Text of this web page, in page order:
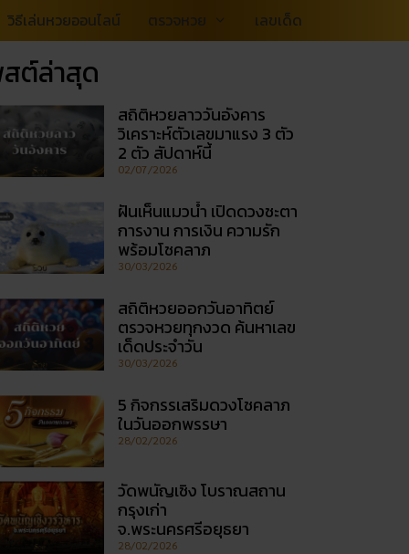
วิธีเล่นหวยออนไลน์ ตรวจหวย เลขเด็ด
ต์ล่าสุด
สถิติหวยลาววันอังคาร
วิเคราะห์ตัวเลขมาแรง 3 ตัว
2 ตัว สัปดาห์นี้
02/07/2026
ฝันเห็นแมวน้ำ เปิดดวงชะตา
การงาน การเงิน ความรัก
พร้อมโชคลาภ
30/03/2026
สถิติหวยออกวันอาทิตย์
ตรวจหวยทุกงวด ค้นหาเลข
เด็ดประจำวัน
30/03/2026
5 กิจกรรเสริมดวงโชคลาภ
ในวันออกพรรษา
28/02/2026
วัดพนัญเชิง โบราณสถาน
กรุงเก่า
จ.พระนครศรีอยุธยา
28/02/2026